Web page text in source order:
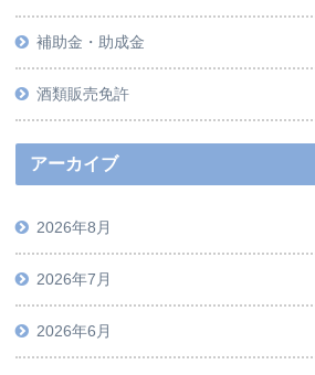
補助金・助成金
酒類販売免許
アーカイブ
2026年8月
2026年7月
2026年6月